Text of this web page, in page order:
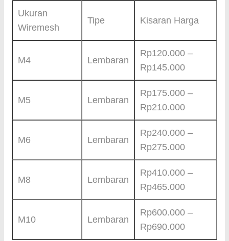
Ukuran
Wiremesh
Tipe Kisaran Harga
M4 Lembaran
Rp120.000 –
Rp145.000
M5 Lembaran
Rp175.000 –
Rp210.000
M6 Lembaran
Rp240.000 –
Rp275.000
M8 Lembaran
Rp410.000 –
Rp465.000
M10 Lembaran
Rp600.000 –
Rp690.000